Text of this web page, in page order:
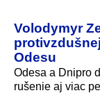
Volodymyr
Odesu
Odesa a Dnipro
rušenie aj viac